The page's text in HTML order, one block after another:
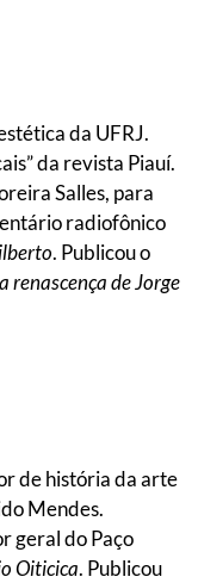
da UFRJ.
da revista Piauí.
Salles, para
radiofônico
. Publicou o
renascença de Jorge
de história da arte
Mendes.
geral do Paço
Oiticica. Publicou